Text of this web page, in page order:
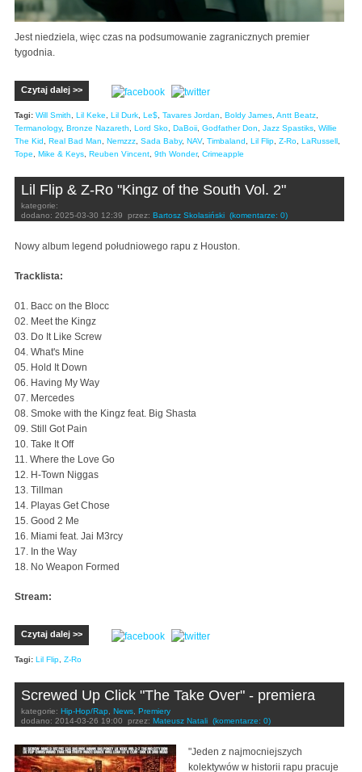
Jest niedziela, więc czas na podsumowanie zagranicznych premier
tygodnia.
Czytaj dalej >>
Tagi: Will Smith Lil Keke Lil Durk Le$ Tavares Jordan Boldy James Antt Beatz
Termanology, Bronze Nazareth Lord Sko DaBoii Godfather Don Jazz Spastiks Willie
The Kid
Real Bad Man Nemzzz Sada Baby, NAV, Timbaland Lil Flip Z-Ro LaRussell
Tope
Mike & Keys Reuben Vincent 9th Wonder, Crimeapple
Lil Flip & Z-Ro "Kingz of the South Vol. 2"
kategorie:
dodano: 2025-03-30 12:39 przez: Bartosz Skolasiński (komentarze: 0)
Nowy album legend południowego rapu z Houston.
Tracklista:
01. Bacc on the Blocc
02. Meet the Kingz
03. Do It Like Screw
04. What's Mine
05. Hold It Down
06. Having My Way
07. Mercedes
08. Smoke with the Kingz feat. Big Shasta
09. Still Got Pain
10. Take It Off
11. Where the Love Go
12. H-Town Niggas
13. Tillman
14. Playas Get Chose
15. Good 2 Me
16. Miami feat. Jai M3rcy
17. In the Way
18. No Weapon Formed
Stream:
Czytaj dalej >>
Tagi: Lil Flip Z-Ro
Screwed Up Click "The Take Over" - premiera
kategorie: Hip-Hop/Rap News Premiery
dodano: 2014-03-26 19:00 przez: Mateusz Natali (komentarze: 0)
"Jeden z najmocniejszych
kolektywów w historii rapu pracuje